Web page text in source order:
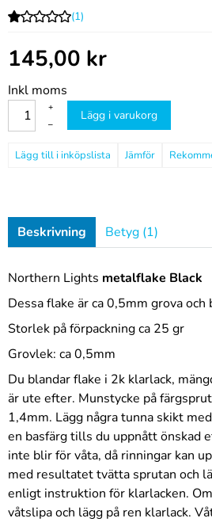
(1)
145,00 kr
Inkl moms
+
–
Lägg i varukorg
Jämför
Beskrivning Betyg (1)
Northern Lights metalflake Black
Dessa flake är ca 0,5mm grova och
Storlek på förpackning ca 25 gr
Grovlek: ca 0,5mm
Du blandar flake i 2k klarlack,
är ute efter. Munstycke på
1,4mm. Lägg några tunna skikt med
en basfärg tills du uppnått önskad
inte blir för våta, då rinningar kan
med resultatet tvätta sprutan och
enligt instruktion för klarlacken.
våtslipa och lägg på ren klarlack.